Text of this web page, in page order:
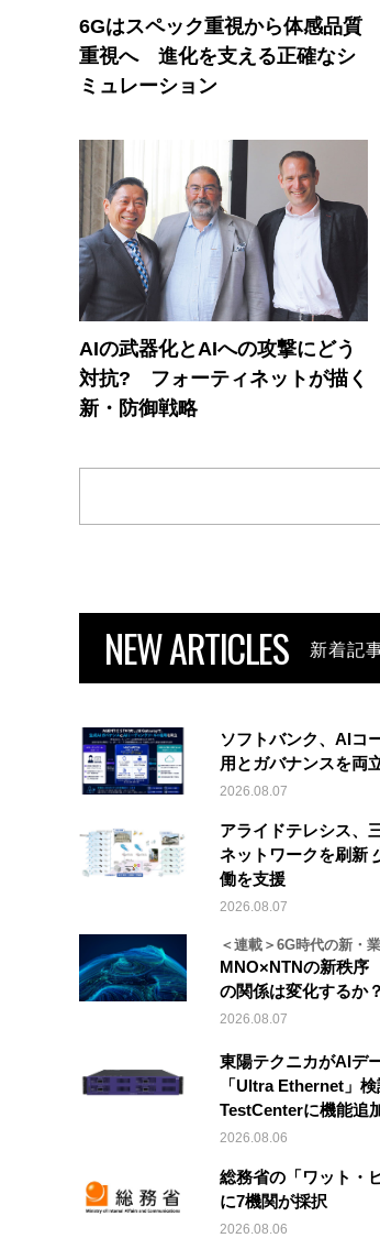
6Gはスペック重視から体感品質
重視へ 進化を支える正確なシ
ミュレーション
AIの武器化とAIへの攻撃にどう
対抗? フォーティネットが描く
新・防御戦略
NEW ARTICLES 新着記
ソフトバンク、AIコ
用とガバナンスを両
2026.08.07
アライドテレシス、
ネットワークを刷新
働を支援
2026.08.07
＜連載＞6G時代の新・
MNO×NTNの新秩
の関係は変化するか？
2026.08.07
東陽テクニカがAIデ
「Ultra Ethernet」
TestCenterに機能追
2026.08.06
総務省の「ワット・
に7機関が採択
2026.08.06